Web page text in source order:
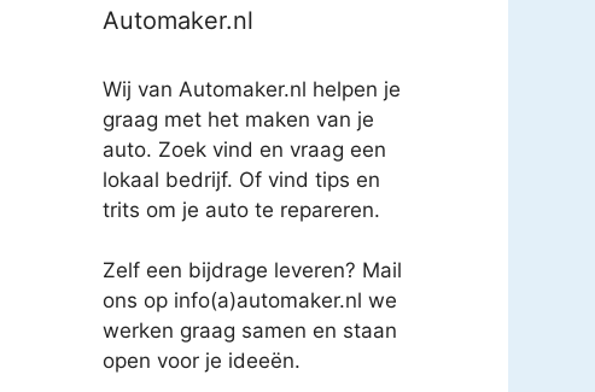
Automaker.nl
Wij van Automaker.nl helpen je
graag met het maken van je
auto. Zoek vind en vraag een
lokaal bedrijf. Of vind tips en
trits om je auto te repareren.
Zelf een bijdrage leveren? Mail
ons op info(a)automaker.nl we
werken graag samen en staan
open voor je ideeën.